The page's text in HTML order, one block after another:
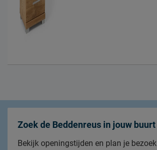
Zoek de Beddenreus in jouw buurt
Bekijk openingstijden en plan je bezoek